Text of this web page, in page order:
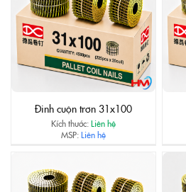
Đinh cuộn trơn 31x100
Kích thước:Liên hệ
MSP:Liên hệ